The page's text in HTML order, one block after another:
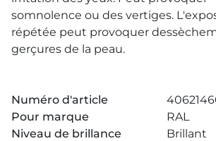
somnolence ou des vertiges.
répétée peut provoquer
gerçures de la peau.
Numéro d'article
Pour marque
RAL
Niveau de brillance
Brillant